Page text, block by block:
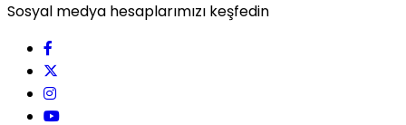
Sosyal medya hesaplarımızı keşfedin